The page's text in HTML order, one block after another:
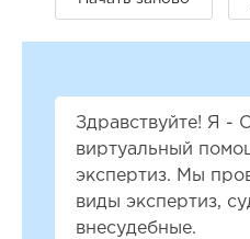
Здравствуйте! Я -
виртуальный
экспертиз. Мы
виды экспертиз,
внесудебные.